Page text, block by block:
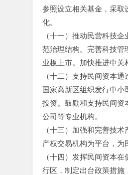
参照设立相关基金，采取
化。
（十一）推动民营科技
范治理结构。完善科技管
业板上市。加快推进中关
（十二）支持民间资本
国家高新区组织发行中
投资。鼓励和支持民间资
公司等专业机构。
（十三）加强和完善技
产权交易机构为平台，为
（十四）发挥民间资本
行区，制定出台政策措施